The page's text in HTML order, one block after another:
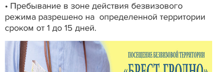
• Пребывание в зоне действия безвизового
режима разрешено на определенной территории
сроком от 1 до 15 дней.